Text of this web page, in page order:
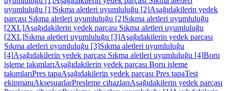
uyumluluğu [1]Sıkma aletleri uyumluluğu [2]Aşağıdakilerin yedek
parçası Sıkma aletleri uyumluluğu [2]Sıkma aletleri uyumluluğu
[2XL]Aşağıdakilerin yedek parçası Sıkma aletleri uyumluluğu
[2XL]Sıkma aletleri uyumluluğu [3]Aşağıdakilerin yedek parçası
Sıkma aletleri uyumluluğu [3]Sıkma aletleri uyumluluğu
[4]Aşağıdakilerin yedek parçası Sıkma aletleri uyumluluğu [4]Boru
işleme takımlarıAşağıdakilerin yedek parçası Boru işleme
takımlarıPres tapaAşağıdakilerin yedek parçası Pres tapaTest
ekipmanıAksesuarlarPresleme cihazlarıAşağıdakilerin yedek parçası